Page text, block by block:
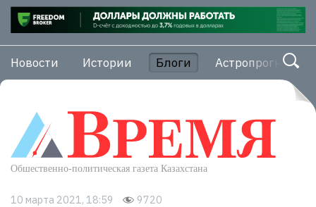
Новости Истории Блоги Астропрогноз
10 марта 2021, 18:59 9720